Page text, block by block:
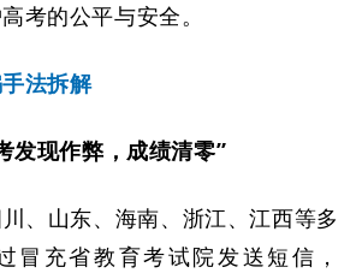
考的公平与安全。
法拆解
发现作弊，成绩清零”
、山东、海南、浙江、江西等多
冒充省教育考试院发送短信，